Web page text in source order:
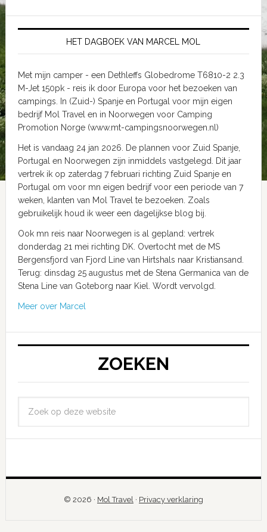
HET DAGBOEK VAN MARCEL MOL
Met mijn camper - een Dethleffs Globedrome T6810-2 2.3
M-Jet 150pk - reis ik door Europa voor het bezoeken van
campings. In (Zuid-) Spanje en Portugal voor mijn eigen
bedrijf Mol Travel en in Noorwegen voor Camping
Promotion Norge (www.mt-campingsnoorwegen.nl)
Het is vandaag 24 jan 2026. De plannen voor Zuid Spanje,
Portugal en Noorwegen zijn inmiddels vastgelegd. Dit jaar
vertrek ik op zaterdag 7 februari richting Zuid Spanje en
Portugal om voor mn eigen bedrijf voor een periode van 7
weken, klanten van Mol Travel te bezoeken. Zoals
gebruikelijk houd ik weer een dagelijkse blog bij.
Ook mn reis naar Noorwegen is al gepland: vertrek
donderdag 21 mei richting DK. Overtocht met de MS
Bergensfjord van Fjord Line van Hirtshals naar Kristiansand.
Terug: dinsdag 25 augustus met de Stena Germanica van de
Stena Line van Goteborg naar Kiel. Wordt vervolgd.
Meer over Marcel
ZOEKEN
© 2026 · Mol Travel · Privacy verklaring